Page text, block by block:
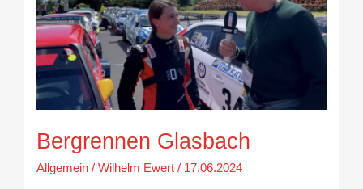
Bergrennen Glasbach
Allgemein/ Wilhelm Ewert / 17.06.2024